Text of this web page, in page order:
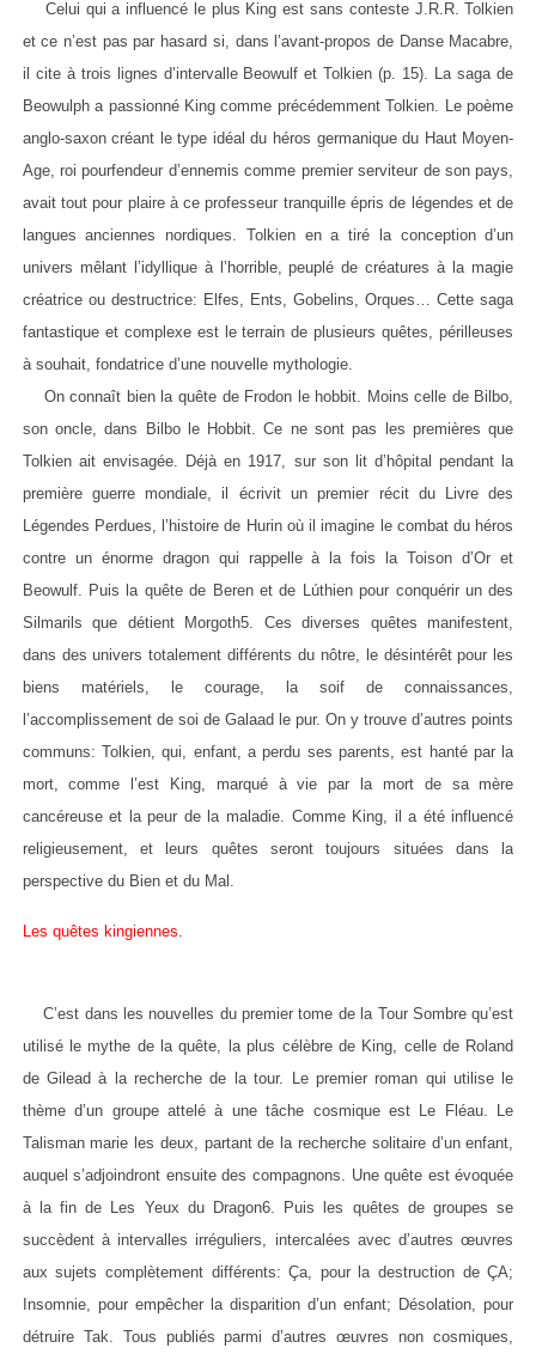
Celui qui a influencé le plus King est sans conteste J.R.R. Tolkien
et ce n’est pas par hasard si, dans l’avant-propos de Danse Macabre,
il cite à trois lignes d’intervalle Beowulf et Tolkien (p. 15). La saga de
Beowulph a passionné King comme précédemment Tolkien. Le poème
anglo-saxon créant le type idéal du héros germanique du Haut Moyen-
Age, roi pourfendeur d’ennemis comme premier serviteur de son pays,
avait tout pour plaire à ce professeur tranquille épris de légendes et de
langues anciennes nordiques. Tolkien en a tiré la conception d’un
univers mêlant l’idyllique à l’horrible, peuplé de créatures à la magie
créatrice ou destructrice: Elfes, Ents, Gobelins, Orques… Cette saga
fantastique et complexe est le terrain de plusieurs quêtes, périlleuses
à souhait, fondatrice d’une nouvelle mythologie.
On connaît bien la quête de Frodon le hobbit. Moins celle de Bilbo,
son oncle, dans Bilbo le Hobbit. Ce ne sont pas les premières que
Tolkien ait envisagée. Déjà en 1917, sur son lit d’hôpital pendant la
première guerre mondiale, il écrivit un premier récit du Livre des
Légendes Perdues, l’histoire de Hurin où il imagine le combat du héros
contre un énorme dragon qui rappelle à la fois la Toison d’Or et
Beowulf. Puis la quête de Beren et de Lúthien pour conquérir un des
Silmarils que détient Morgoth5. Ces diverses quêtes manifestent,
dans des univers totalement différents du nôtre, le désintérêt pour les
biens matériels, le courage, la soif de connaissances,
l’accomplissement de soi de Galaad le pur. On y trouve d’autres points
communs: Tolkien, qui, enfant, a perdu ses parents, est hanté par la
mort, comme l’est King, marqué à vie par la mort de sa mère
cancéreuse et la peur de la maladie. Comme King, il a été influencé
religieusement, et leurs quêtes seront toujours situées dans la
perspective du Bien et du Mal.
Les quêtes kingiennes.
C’est dans les nouvelles du premier tome de la Tour Sombre qu’est
utilisé le mythe de la quête, la plus célèbre de King, celle de Roland
de Gilead à la recherche de la tour. Le premier roman qui utilise le
thème d’un groupe attelé à une tâche cosmique est Le Fléau. Le
Talisman marie les deux, partant de la recherche solitaire d’un enfant,
auquel s’adjoindront ensuite des compagnons. Une quête est évoquée
à la fin de Les Yeux du Dragon6. Puis les quêtes de groupes se
succèdent à intervalles irréguliers, intercalées avec d’autres œuvres
aux sujets complètement différents: Ça, pour la destruction de ÇA;
Insomnie, pour empêcher la disparition d’un enfant; Désolation, pour
détruire Tak. Tous publiés parmi d’autres œuvres non cosmiques,